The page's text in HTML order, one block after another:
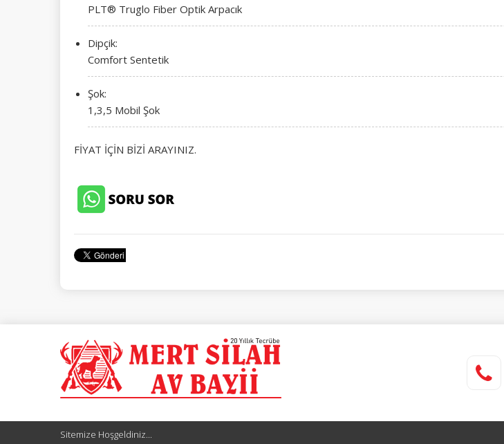
PLT® Truglo Fiber Optik Arpacık
Dipçik:
Comfort Sentetik
Şok:
1,3,5 Mobil Şok
FİYAT İÇİN BİZİ ARAYINIZ.
Sitemize Hoşgeldiniz...